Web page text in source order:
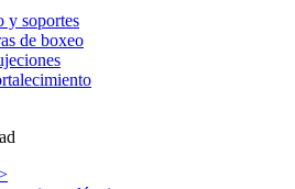
y soportes
de boxeo